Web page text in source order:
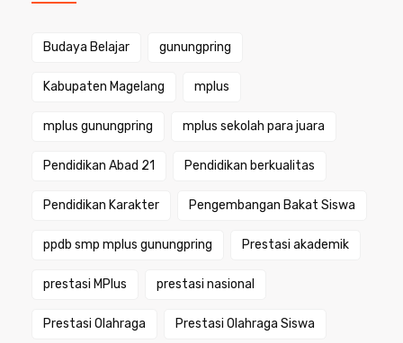
Budaya Belajar gunungpring
Kabupaten Magelang mplus
mplus gunungpring mplus sekolah para juara
Pendidikan Abad 21 Pendidikan berkualitas
Pendidikan Karakter Pengembangan Bakat Siswa
ppdb smp mplus gunungpring Prestasi akademik
prestasi MPlus prestasi nasional
Prestasi Olahraga Prestasi Olahraga Siswa